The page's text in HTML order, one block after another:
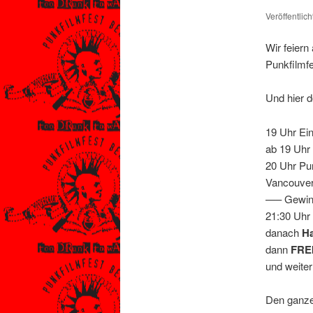
Wir feiern
Und hier
19 Uhr
ab 19
20 Uhr
—–
21:30 Uhr
danach
dann
und
Den